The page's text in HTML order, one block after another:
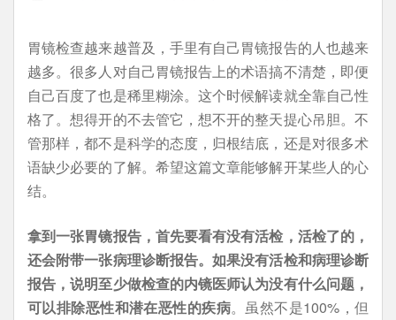
胃镜检查越来越普及，手里有自己胃镜报告的人也越来
越多。很多人对自己胃镜报告上的术语搞不清楚，即便
自己百度了也是稀里糊涂。这个时候解读就全靠自己性
格了。想得开的不去管它，想不开的整天提心吊胆。不
管那样，都不是科学的态度，归根结底，还是对很多术
语缺少必要的了解。希望这篇文章能够解开某些人的心
结。
拿到一张胃镜报告，首先要看有没有活检，活检了的，
还会附带一张病理诊断报告。如果没有活检和病理诊断
报告，说明至少做检查的内镜医师认为没有什么问题，
可以排除恶性和潜在恶性的疾病。虽然不是100%，但